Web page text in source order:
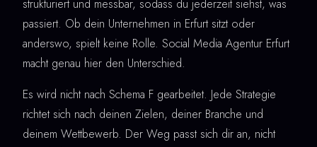
strukturiert und messbar, sodass du jederzeit siehst, was
passiert. Ob dein Unternehmen in Erfurt sitzt oder
anderswo, spielt keine Rolle. Social Media Agentur Erfurt
macht genau hier den Unterschied.
Es wird nicht nach Schema F gearbeitet. Jede Strategie
richtet sich nach deinen Zielen, deiner Branche und
deinem Wettbewerb. Der Weg passt sich dir an, nicht